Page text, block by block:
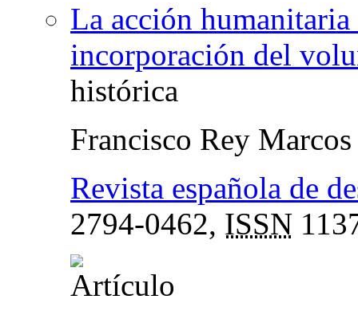
La acción
incorporación del
histórica
Francisco Rey Marcos
Revista española de
2794-0462, ISSN